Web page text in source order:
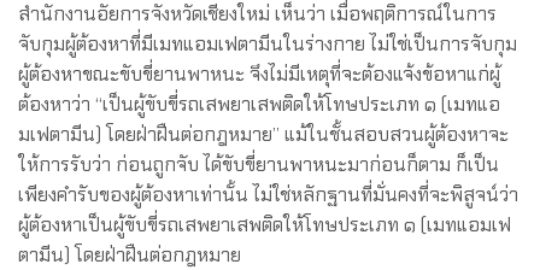
สำนักงานอัยการจังหวัดเชียงใหม่ เห็นว่า เมื่อพฤติการณ์ในการ
จับกุมผู้ต้องหาที่มีเมทแอมเฟตามีนในร่างกาย ไม่ใช่เป็นการจับกุม
ผู้ต้องหาขณะขับขี่ยานพาหนะ จึงไม่มีเหตุที่จะต้องแจ้งข้อหาแก่ผู้
ต้องหาว่า “เป็นผู้ขับขี่รถเสพยาเสพติดให้โทษประเภท ๑ (เมทแอ
มเฟตามีน) โดยฝ่าฝืนต่อกฎหมาย” แม้ในชั้นสอบสวนผู้ต้องหาจะ
ให้การรับว่า ก่อนถูกจับ ได้ขับขี่ยานพาหนะมาก่อนก็ตาม ก็เป็น
เพียงคำรับของผู้ต้องหาเท่านั้น ไม่ใช่หลักฐานที่มั่นคงที่จะพิสูจน์ว่า
ผู้ต้องหาเป็นผู้ขับขี่รถเสพยาเสพติดให้โทษประเภท ๑ (เมทแอมเฟ
ตามีน) โดยฝ่าฝืนต่อกฎหมาย